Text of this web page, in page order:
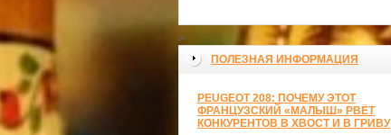
>
ПОЛЕЗНАЯ ИНФОРМАЦИЯ
PEUGEOT 208: ПОЧЕМУ ЭТОТ
ФРАНЦУЗСКИЙ «МАЛЫШ» РВЁТ
КОНКУРЕНТОВ В ХВОСТ И В ГРИВУ